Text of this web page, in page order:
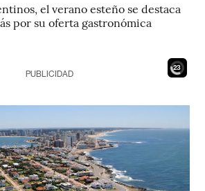
el verano esteño se destaca
por su oferta gastronómica
21
PUBLICIDAD